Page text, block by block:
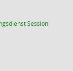
Session(Wird in